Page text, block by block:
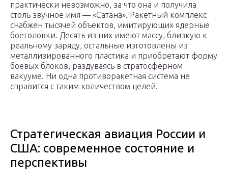
практически невозможно, за что она и получила
столь звучное имя — «Сатана». Ракетный комплекс
снабжен тысячей объектов, имитирующих ядерные
боеголовки. Десять из них имеют массу, близкую к
реальному заряду, остальные изготовлены из
металлизированного пластика и приобретают форму
боевых блоков, раздуваясь в стратосферном
вакууме. Ни одна противоракетная система не
справится с таким количеством целей.
Стратегическая авиация России и
США: современное состояние и
перспективы